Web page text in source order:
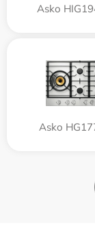
Asko
Asko